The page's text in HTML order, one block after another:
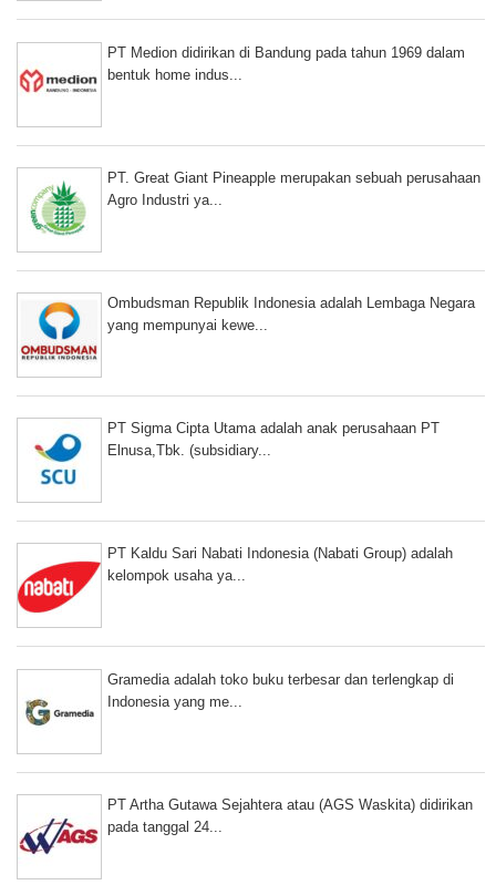
PT Medion didirikan di Bandung pada tahun 1969 dalam
bentuk home indus...
PT. Great Giant Pineapple merupakan sebuah perusahaan
Agro Industri ya...
Ombudsman Republik Indonesia adalah Lembaga Negara
yang mempunyai kewe...
PT Sigma Cipta Utama adalah anak perusahaan PT
Elnusa,Tbk. (subsidiary...
PT Kaldu Sari Nabati Indonesia (Nabati Group) adalah
kelompok usaha ya...
Gramedia adalah toko buku terbesar dan terlengkap di
Indonesia yang me...
PT Artha Gutawa Sejahtera atau (AGS Waskita) didirikan
pada tanggal 24...